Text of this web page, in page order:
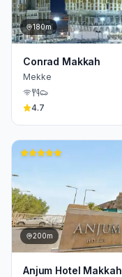
180m
Conrad Makkah
Mekke
4.7
200m
Anjum Hotel Makkah